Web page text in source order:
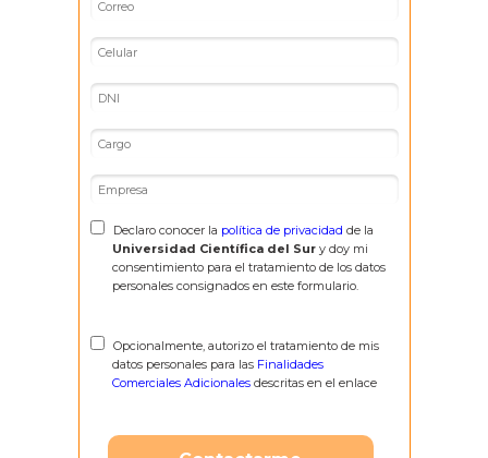
Declaro conocer la política de privacidad de la
Universidad Científica del Sur y doy mi
consentimiento para el tratamiento de los datos
personales consignados en este formulario.
Opcionalmente, autorizo el tratamiento de mis
datos personales para las Finalidades
Comerciales Adicionalesdescritas en el enlace